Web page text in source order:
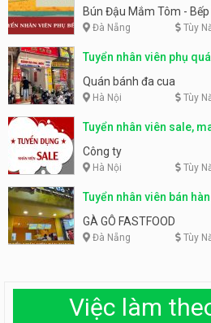
Tiên
Bún Đậu Mắm Tôm -
Đà Nẵng Tùy
Tuyển nhân viên phụ
Quán bánh đa cua
Hà Nội Tùy
Tuyển nhân viên sale,
Công ty
Hà Nội Tùy
Tuyển nhân viên bán
GÀ GÔ FASTFOOD
Đà Nẵng Tùy
Việc làm